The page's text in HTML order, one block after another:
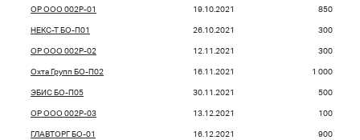
ОР ООО 002P-01 19.10.2021 850
НЕКС-Т БО-П01 26.10.2021 300
ОР ООО 002P-02 12.11.2021 300
Охта Групп БО-П02 16.11.2021 1 000
ЭБИС БО-П05 30.11.2021 500
ОР ООО 002P-03 13.12.2021 100
ГЛАВТОРГ БО-01 16.12.2021 900